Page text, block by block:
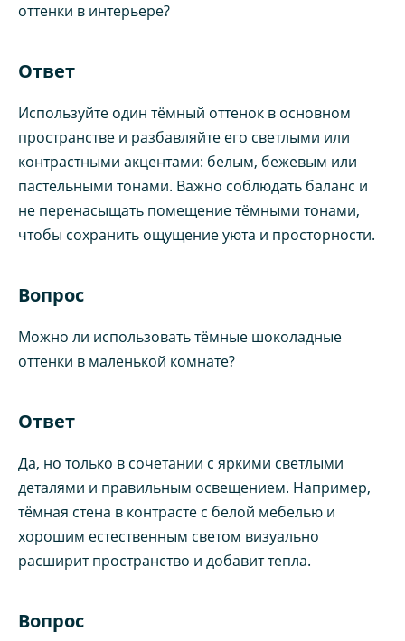
оттенки в интерьере?
Ответ
Используйте один тёмный оттенок в основном
пространстве и разбавляйте его светлыми или
контрастными акцентами: белым, бежевым или
пастельными тонами. Важно соблюдать баланс и
не перенасыщать помещение тёмными тонами,
чтобы сохранить ощущение уюта и просторности.
Вопрос
Можно ли использовать тёмные шоколадные
оттенки в маленькой комнате?
Ответ
Да, но только в сочетании с яркими светлыми
деталями и правильным освещением. Например,
тёмная стена в контрасте с белой мебелью и
хорошим естественным светом визуально
расширит пространство и добавит тепла.
Вопрос